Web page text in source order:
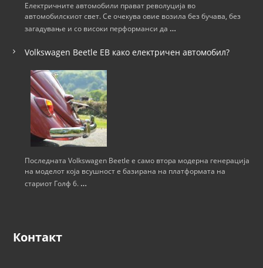
н
и
Електричните автомобили прават револуција во
автомобилскиот свет. Се очекува овие возила без бучава, без
загадување и со високи перформанси да …
Volkswagen Beetle ЕВ како електричен автомобил?
Последната Volkswagen Beetle е само втора модерна генерација
на моделот која всушност е базирана на платформата на
стариот Голф 6. …
Контакт